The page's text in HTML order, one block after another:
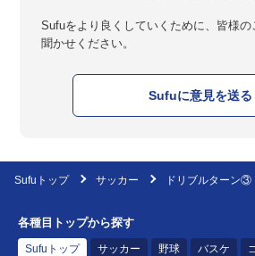
Sufuをより良くしていくために、皆様
聞かせください。
Sufuに意見を送る
Sufuトップ サッカー ドリブルターン
各種目トップから探す
Sufuトップ サッカー 野球 バスケ